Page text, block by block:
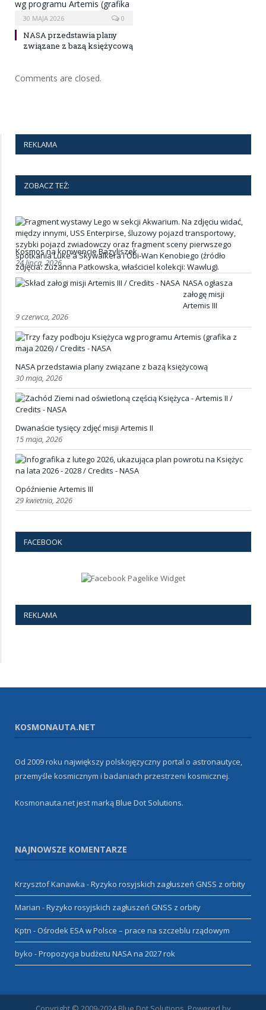
30 MAJA 2026 0
NASA przedstawia plany
związane z bazą księżycową
Comments are closed.
REKLAMA
ZOBACZ TEŻ:
Kosmos na konwencie Bazyliszek
24 lipca, 2026
NASA ogłasza
załogę misji
Artemis III
9 czerwca, 2026
NASA przedstawia plany związane z bazą księżycową
30 maja, 2026
Dwanaście tysięcy zdjęć misji Artemis II
15 maja, 2026
Opóźnienie Artemis III
29 kwietnia, 2026
FACEBOOK
REKLAMA
KOSMONAUTA.NET
Od 2009 roku największy polskojęzyczny portal o astronautyce,
przemyśle kosmicznym i badaniach przestrzeni kosmicznej.
Kosmonauta.net jest markąBlue Dot Solutions.
NAJNOWSZE KOMENTARZE
Krzysztof Kanawka -Ryzyko rosyjskich zagłuszeń GNSS z orbity
Marian -Ryzyko rosyjskich zagłuszeń GNSS z orbity
Kptn - Ośrodek ESA w Polsce – prace na szczeblu rządowym
byko -Propozycja budżetu NASA na 2027 rok